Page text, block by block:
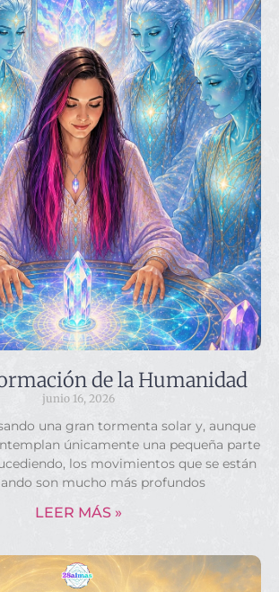
de la Humanidad
junio 16, 2026
una gran tormenta solar y, aunque
únicamente una pequeña parte
los movimientos que se están
son mucho más profundos
LEER MÁS »